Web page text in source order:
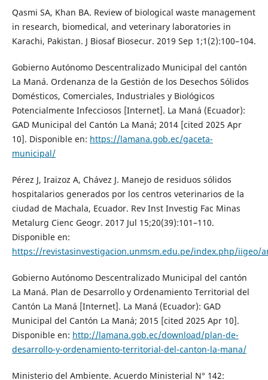
Qasmi SA, Khan BA. Review of biological waste management
in research, biomedical, and veterinary laboratories in
Karachi, Pakistan. J Biosaf Biosecur. 2019 Sep 1;1(2):100–104.
Gobierno Autónomo Descentralizado Municipal del cantón
La Maná. Ordenanza de la Gestión de los Desechos Sólidos
Domésticos, Comerciales, Industriales y Biológicos
Potencialmente Infecciosos [Internet]. La Maná (Ecuador):
GAD Municipal del Cantón La Maná; 2014 [cited 2025 Apr
10]. Disponible en: https://lamana.gob.ec/gaceta-
municipal/
Pérez J, Iraizoz A, Chávez J. Manejo de residuos sólidos
hospitalarios generados por los centros veterinarios de la
ciudad de Machala, Ecuador. Rev Inst Investig Fac Minas
Metalurg Cienc Geogr. 2017 Jul 15;20(39):101–110.
Disponible en:
https://revistasinvestigacion.unmsm.edu.pe/index.php/iigeo/
Gobierno Autónomo Descentralizado Municipal del cantón
La Maná. Plan de Desarrollo y Ordenamiento Territorial del
Cantón La Maná [Internet]. La Maná (Ecuador): GAD
Municipal del Cantón La Maná; 2015 [cited 2025 Apr 10].
Disponible en: http://lamana.gob.ec/download/plan-de-
desarrollo-y-ordenamiento-territorial-del-canton-la-mana/
Ministerio del Ambiente. Acuerdo Ministerial N° 142: